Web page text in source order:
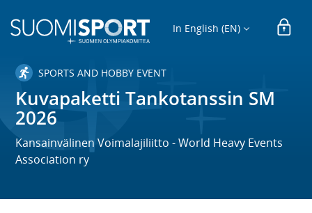
In English (EN)
SPORTS AND HOBBY EVENT
Kuvapaketti Tankotanssin SM
2026
Kansainvälinen Voimalajiliitto - World Heavy Events
Association ry